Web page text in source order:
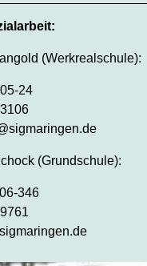
(Werkrealschule):
24
(Grundschule):
346